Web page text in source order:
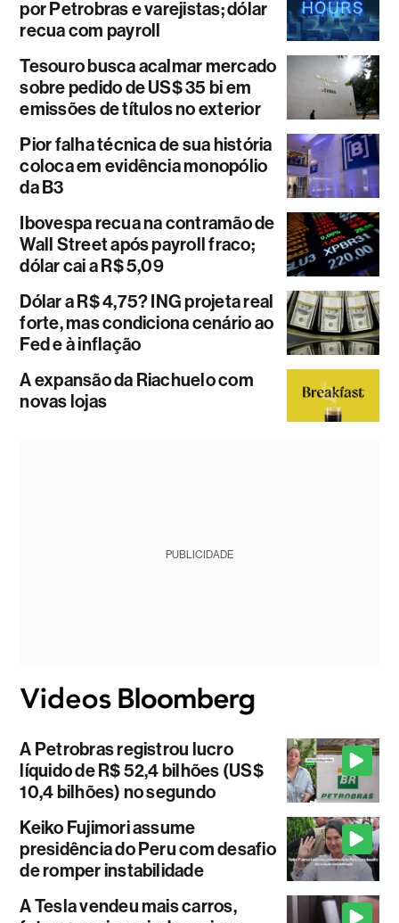
por Petrobras e varejistas; dólar
recua com payroll
Tesouro busca acalmar mercado
sobre pedido de US$ 35 bi em
emissões de títulos no exterior
Pior falha técnica de sua história
coloca em evidência monopólio
da B3
Ibovespa recua na contramão de
Wall Street após payroll fraco;
dólar cai a R$ 5,09
Dólar a R$ 4,75? ING projeta real
forte, mas condiciona cenário ao
Fed e à inflação
A expansão da Riachuelo com
novas lojas
PUBLICIDADE
A Petrobras registrou lucro
líquido de R$ 52,4 bilhões (US$
10,4 bilhões) no segundo
Keiko Fujimori assume
presidência do Peru com desafio
de romper instabilidade
A Tesla vendeu mais carros,